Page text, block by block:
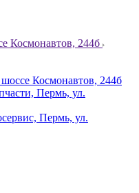
Космонавтов, 244б
Космонавтов, 244б
Пермь, ул.
Пермь, ул.